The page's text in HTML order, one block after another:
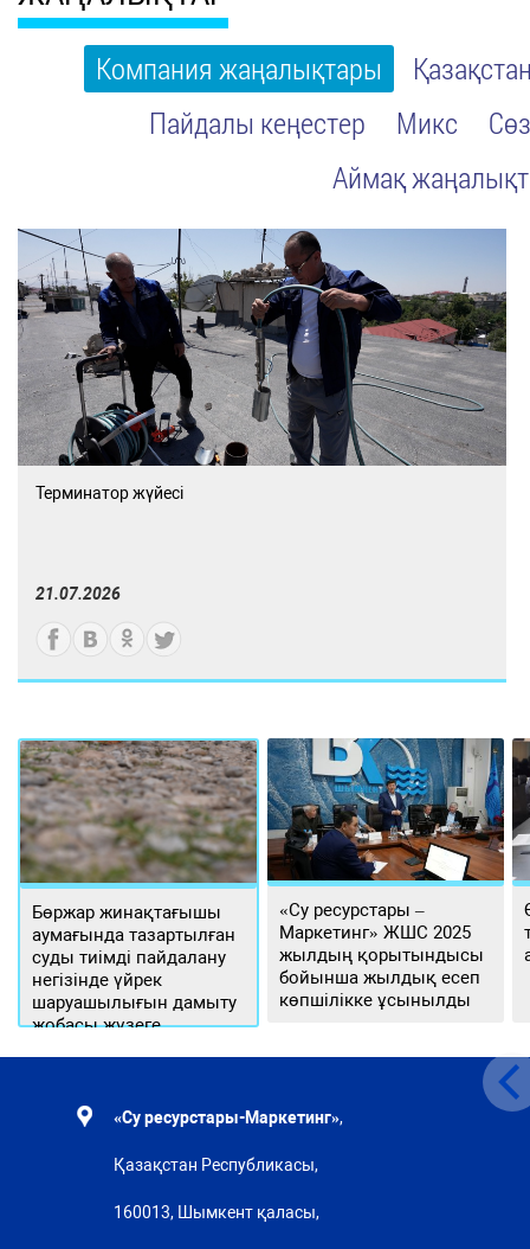
Компания жаңалықтары
Пайдалы кеңестер
Микс
Аймақ
Терминатор жүйесі
21.07.2026
Бөржар жинақтағышы
аумағында тазартылған
суды тиімді пайдалану
негізінде үйрек
шаруашылығын дамыту
жобасы жүзеге
«Су ресурстары –
Маркетинг» ЖШС 2025
жылдың қорытындысы
бойынша жылдық есеп
көпшілікке ұсынылды
«Су ресурстары-Маркетинг»,
Қазақстан Республикасы,
160013, Шымкент қаласы,